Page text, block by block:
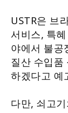
USTR은 브
서비스, 특
야에서 불공
질산 수입품
하겠다고 예
다만, 쇠고